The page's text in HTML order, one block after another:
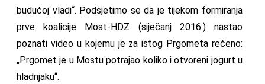
budućoj vladi“. Podsjetimo se da je tijekom formiranja
prve koalicije Most-HDZ (siječanj 2016.) nastao
poznati video u kojemu je za istog Prgometa rečeno:
„Prgomet je u Mostu potrajao koliko i otvoreni jogurt u
hladnjaku“.